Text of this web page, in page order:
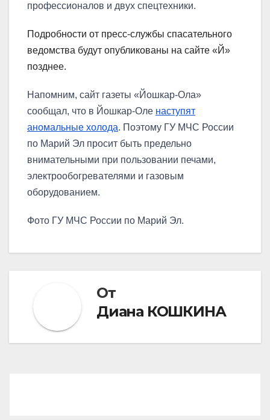
профессионалов и двух спецтехники.
Подробности от пресс-службы спасательного
ведомства будут опубликованы на сайте «Й»
позднее.
Напомним, сайт газеты «Йошкар-Ола»
сообщал, что в Йошкар-Оле наступят
аномальные холода. Поэтому ГУ МЧС России
по Марий Эл просит быть предельно
внимательными при пользовании печами,
электрообогревателями и газовым
оборудованием.
Фото ГУ МЧС России по Марий Эл.
От
Диана КОШКИНА